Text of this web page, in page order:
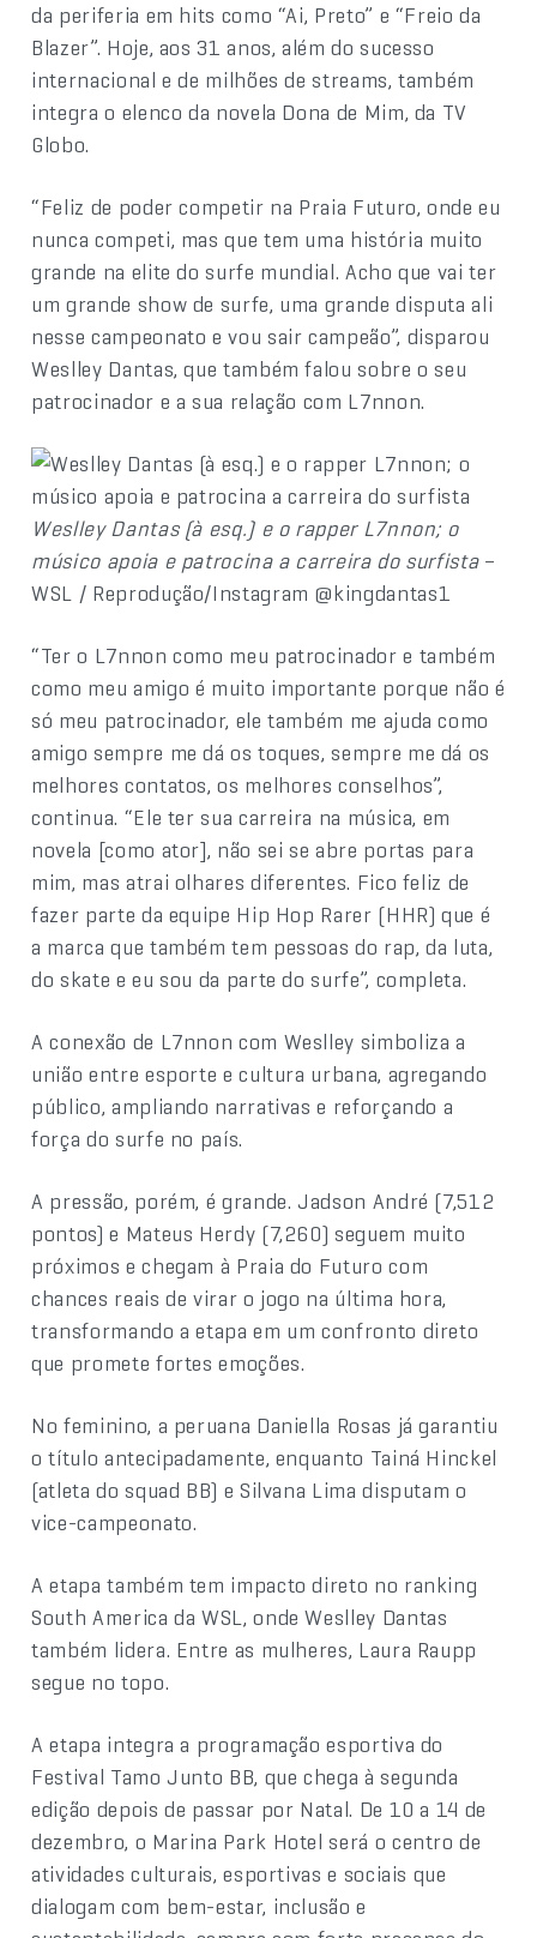
da periferia em hits como “Ai, Preto” e “Freio da
Blazer”. Hoje, aos 31 anos, além do sucesso
internacional e de milhões de streams, também
integra o elenco da novela Dona de Mim, da TV
Globo.
“Feliz de poder competir na Praia Futuro, onde eu
nunca competi, mas que tem uma história muito
grande na elite do surfe mundial. Acho que vai ter
um grande show de surfe, uma grande disputa ali
nesse campeonato e vou sair campeão”, disparou
Weslley Dantas, que também falou sobre o seu
patrocinador e a sua relação com L7nnon.
Weslley Dantas (à esq.) e o rapper L7nnon; o
músico apoia e patrocina a carreira do surfista –
WSL / Reprodução/Instagram @kingdantas1
“Ter o L7nnon como meu patrocinador e também
como meu amigo é muito importante porque não é
só meu patrocinador, ele também me ajuda como
amigo sempre me dá os toques, sempre me dá os
melhores contatos, os melhores conselhos”,
continua. “Ele ter sua carreira na música, em
novela [como ator], não sei se abre portas para
mim, mas atrai olhares diferentes. Fico feliz de
fazer parte da equipe Hip Hop Rarer (HHR) que é
a marca que também tem pessoas do rap, da luta,
do skate e eu sou da parte do surfe”, completa.
A conexão de L7nnon com Weslley simboliza a
união entre esporte e cultura urbana, agregando
público, ampliando narrativas e reforçando a
força do surfe no país.
A pressão, porém, é grande. Jadson André (7,512
pontos) e Mateus Herdy (7,260) seguem muito
próximos e chegam à Praia do Futuro com
chances reais de virar o jogo na última hora,
transformando a etapa em um confronto direto
que promete fortes emoções.
No feminino, a peruana Daniella Rosas já garantiu
o título antecipadamente, enquanto Tainá Hinckel
(atleta do squad BB) e Silvana Lima disputam o
vice-campeonato.
A etapa também tem impacto direto no ranking
South America da WSL, onde Weslley Dantas
também lidera. Entre as mulheres, Laura Raupp
segue no topo.
A etapa integra a programação esportiva do
Festival Tamo Junto BB, que chega à segunda
edição depois de passar por Natal. De 10 a 14 de
dezembro, o Marina Park Hotel será o centro de
atividades culturais, esportivas e sociais que
dialogam com bem-estar, inclusão e